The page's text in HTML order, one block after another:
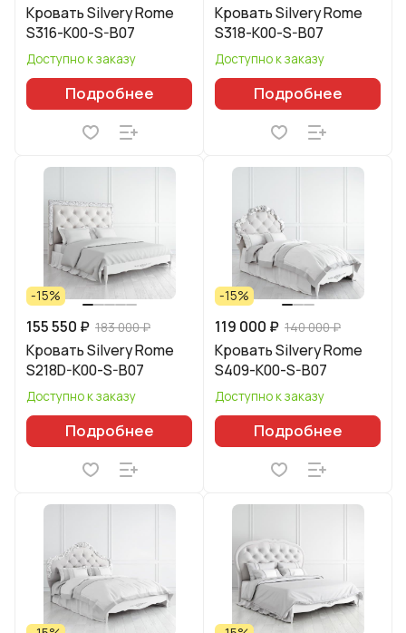
Кровать Silvery Rome
S316-K00-S-B07
Доступно к заказу
Подробнее
Кровать Silvery Rome
S318-K00-S-B07
Доступно к заказу
Подробнее
-15%
155 550 ₽ 183 000 ₽
Кровать Silvery Rome
S218D-K00-S-B07
Доступно к заказу
Подробнее
-15%
119 000 ₽ 140 000 ₽
Кровать Silvery Rome
S409-K00-S-B07
Доступно к заказу
Подробнее